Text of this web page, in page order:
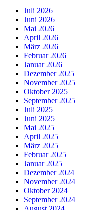
Juli 2026
Juni 2026
Mai 2026
April 2026
März 2026
Februar 2026
Januar 2026
Dezember 2025
November 2025
Oktober 2025
September 2025
Juli 2025
Juni 2025
Mai 2025
April 2025
März 2025
Februar 2025
Januar 2025
Dezember 2024
November 2024
Oktober 2024
September 2024